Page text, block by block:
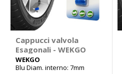
Cappucci valvola
Esagonali - WEKGO
WEKGO
Blu Diam. interno: 7mm